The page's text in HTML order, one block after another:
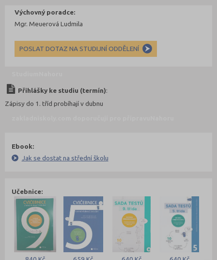
Výchovný poradce:
Mgr. Meuerová Ludmila
POSLAT DOTAZ NA STUDIJNÍ ODDĚLENÍ
Přihlášky ke studiu (termín):
Zápisy do 1. tříd probíhají v dubnu
Ebook:
Jak se dostat na střední školu
Učebnice: